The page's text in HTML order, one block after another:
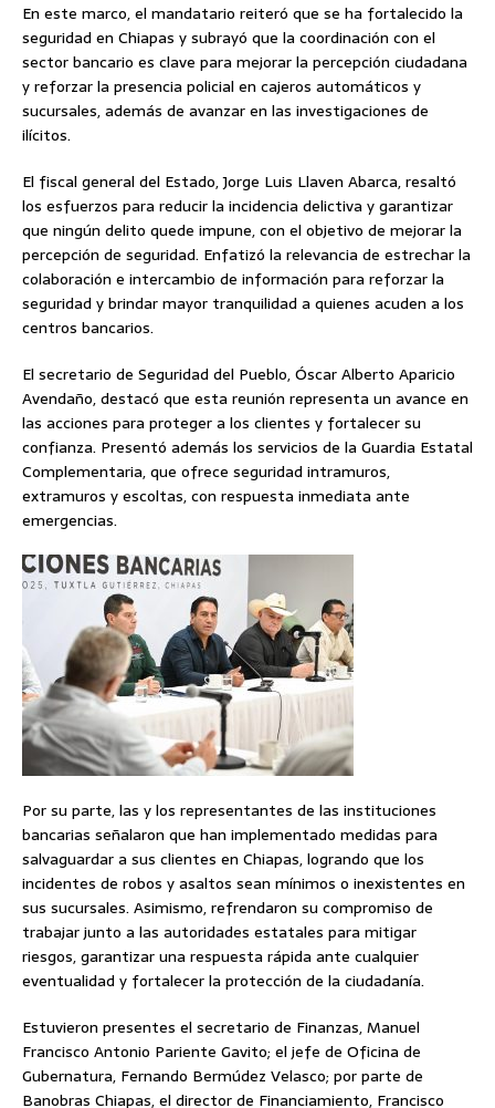
En este marco, el mandatario reiteró que se ha fortalecido la
seguridad en Chiapas y subrayó que la coordinación con el
sector bancario es clave para mejorar la percepción ciudadana
y reforzar la presencia policial en cajeros automáticos y
sucursales, además de avanzar en las investigaciones de
ilícitos.
El fiscal general del Estado, Jorge Luis Llaven Abarca, resaltó
los esfuerzos para reducir la incidencia delictiva y garantizar
que ningún delito quede impune, con el objetivo de mejorar la
percepción de seguridad. Enfatizó la relevancia de estrechar la
colaboración e intercambio de información para reforzar la
seguridad y brindar mayor tranquilidad a quienes acuden a los
centros bancarios.
El secretario de Seguridad del Pueblo, Óscar Alberto Aparicio
Avendaño, destacó que esta reunión representa un avance en
las acciones para proteger a los clientes y fortalecer su
confianza. Presentó además los servicios de la Guardia Estatal
Complementaria, que ofrece seguridad intramuros,
extramuros y escoltas, con respuesta inmediata ante
emergencias.
Por su parte, las y los representantes de las instituciones
bancarias señalaron que han implementado medidas para
salvaguardar a sus clientes en Chiapas, logrando que los
incidentes de robos y asaltos sean mínimos o inexistentes en
sus sucursales. Asimismo, refrendaron su compromiso de
trabajar junto a las autoridades estatales para mitigar
riesgos, garantizar una respuesta rápida ante cualquier
eventualidad y fortalecer la protección de la ciudadanía.
Estuvieron presentes el secretario de Finanzas, Manuel
Francisco Antonio Pariente Gavito; el jefe de Oficina de
Gubernatura, Fernando Bermúdez Velasco; por parte de
Banobras Chiapas, el director de Financiamiento, Francisco